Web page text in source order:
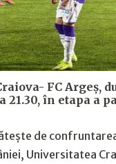
FC Argeș,
21.30, în etapa a
de
Universitatea